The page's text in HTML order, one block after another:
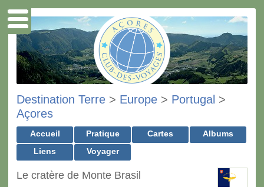
Destination Terre > Europe > Portugal >
Açores
Accueil Pratique Cartes
Albums
Liens
Voyager
Le cratère de Monte Brasil